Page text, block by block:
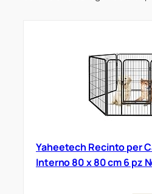
Yaheetech Recinto per
Interno 80 x 80 cm 6 pz